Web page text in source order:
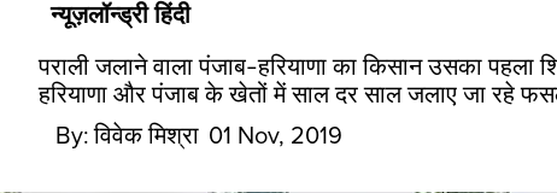
न्यूज़लॉन्ड्री हिंदी
पराली जलाने वाला पंजाब-हरियाणा का किसान उसका पहला
हरियाणा और पंजाब के खेतों में साल दर साल जलाए जा रहे
By: विवेक मिश्रा 01 Nov, 2019